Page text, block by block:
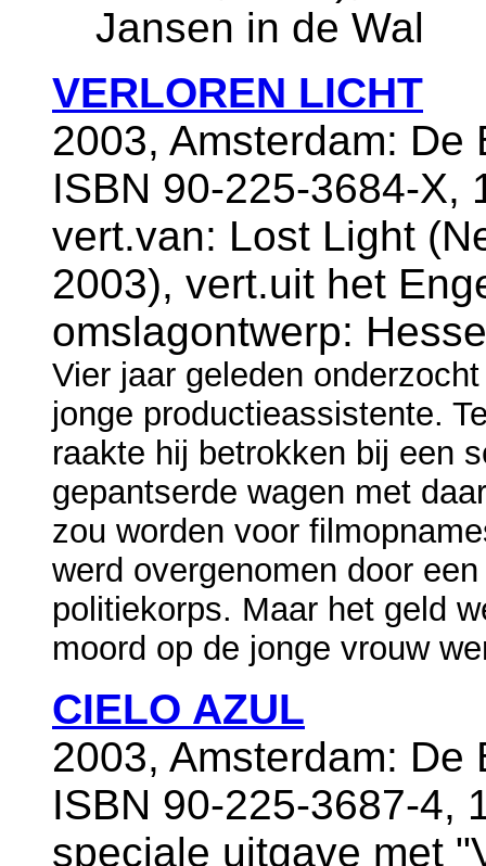
Jansen in de Wal
VERLOREN LICHT
2003, Amsterdam:
ISBN 90-225-3684-X,
vert.van: Lost Light
2003), vert.uit het
omslagontwerp:
Vier jaar geleden
jonge productieassistente.
raakte hij betrokken bij een
gepantserde wagen met
zou worden voor
werd overgenomen door
politiekorps. Maar het geld
moord op de jonge vrouw
CIELO AZUL
2003, Amsterdam:
ISBN 90-225-3687-4,
speciale uitgave met